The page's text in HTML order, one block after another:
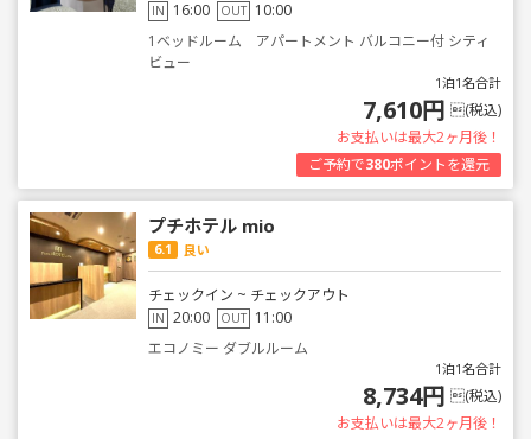
IN 16:00 OUT 10:00
1ベッドルーム アパートメント バルコニー付 シティ
ビュー
1泊1名合計
7,610円 (税込)
お支払いは最大2ヶ月後！
ご予約で380ポイントを還元
プチホテル mio
6.1 良い
チェックイン ~ チェックアウト
IN 20:00 OUT 11:00
エコノミー ダブルルーム
1泊1名合計
8,734円 (税込)
お支払いは最大2ヶ月後！